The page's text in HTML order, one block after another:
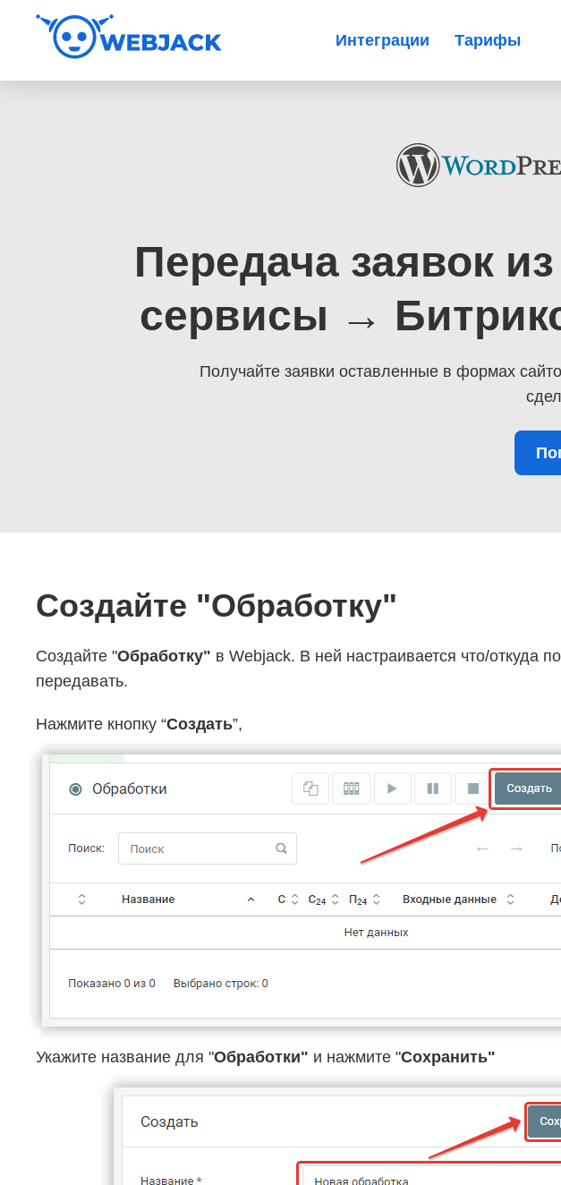
Интеграции Тарифы
Передача заявок
сервисы →
Получайте заявки оставленные в формах
Создайте "Обработку"
Создайте "Обработку" в Webjack. В ней настраивается что/откуда
передавать.
Нажмите кнопку “Создать”,
Укажите название для "Обработки" и нажмите "Cохранить"